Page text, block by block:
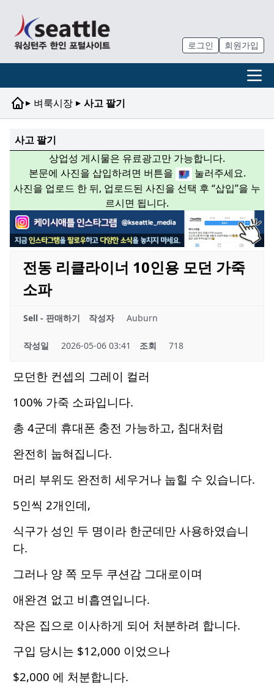
로그인 회원가입
▸ 벼룩시장 ▸ 사고 팔기
사고 팔기
상업성 게시물은 유료광고만 가능합니다.
본문에 사진을 삽입하려면 버튼을
눌러주세요.
사진을 업로드 한 뒤, 업로드된 사진을 선택 후 “삽입”을 누
르시면 됩니다.
전동 리클라이너 10인용 모던 가죽
소파
Sell - 판매하기 작성자 Auburn
작성일 2026-05-06 03:41 조회 718
모던한 컨셉의 그레이 컬러
100% 가죽 소파입니다.
총 4군데 휴대폰 충전 가능하고, 침대처럼
완전히 눕혀집니다.
머리 부위도 완전히 세우거나 눕힐 수 있습니다.
5인씩 2개인데,
식구가 성인 두 명이라 한군데만 사용하였습니
다.
그러나 양 쪽 모두 쿠션감 그대로이며
애완견 없고 비흡연입니다.
작은 집으로 이사하게 되어 처분하려 합니다.
구입 당시는 $12,000 이었으나
$2,000 에 처분합니다.